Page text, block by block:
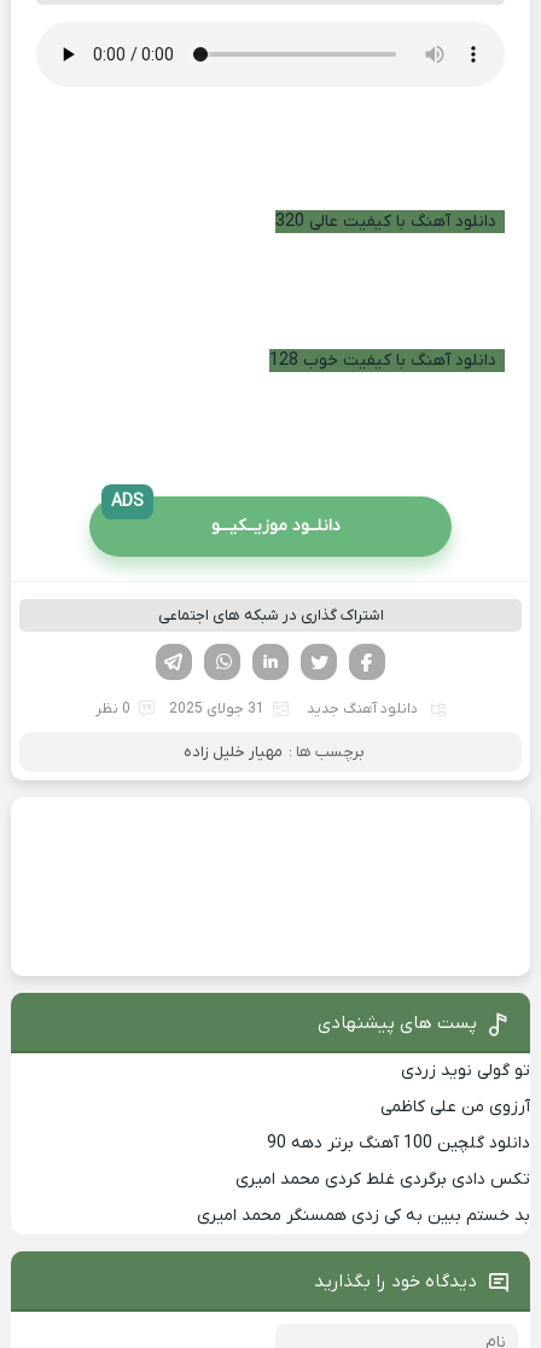
دانلود آهنگ با کیفیت عالی 320
دانلود آهنگ با کیفیت خوب 128
دانلــود موزیــکیـــو
ADS
اشتراک گذاری در شبکه های اجتماعی
لینکدین تویتر
فیسوک
دانلود آهنگ جدید 31 جولای 2025 0 نظر
برچسب ها : مهیار خلیل زاده
پست های پیشنهادی
تو گولی نوید زردی
آرزوی من علی کاظمی
دانلود گلچین 100 آهنگ برتر دهه 90
تکس دادی برگردی غلط کردی محمد امیری
بد خستم ببین به کی زدی همسنگر محمد امیری
دیدگاه خود را بگذارید